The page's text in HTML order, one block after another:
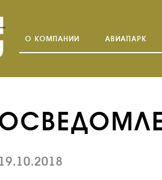
О КОМПАНИИ АВИАПАРК
19.10.2018